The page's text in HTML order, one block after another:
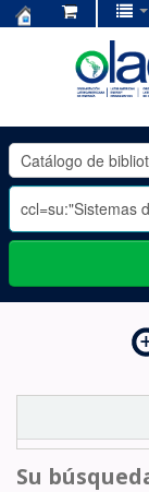
OLADE
-
Su